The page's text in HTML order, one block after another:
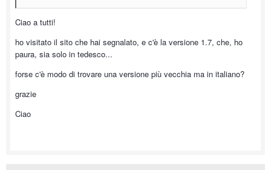
Ciao a tutti!
ho visitato il sito che hai segnalato, e c'è la versione 1.7, che, ho
paura, sia solo in tedesco...
forse c'è modo di trovare una versione più vecchia ma in italiano?
grazie
Ciao